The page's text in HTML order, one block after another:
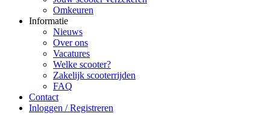
Omkeuren
Informatie
Nieuws
Over ons
Vacatures
Welke scooter?
Zakelijk scooterrijden
FAQ
Contact
Inloggen / Registreren